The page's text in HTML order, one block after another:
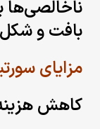
ناخالصی‌ها
بافت و شکل
مزایای
کاهش